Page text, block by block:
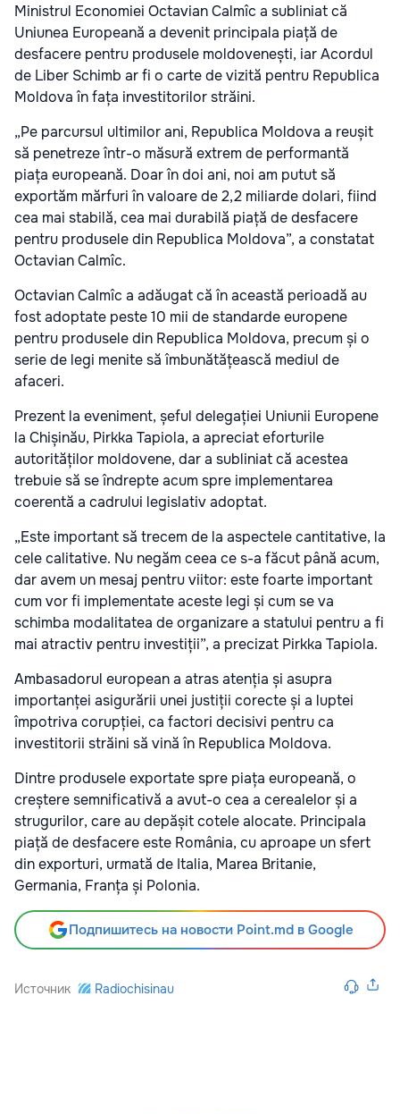
Ministrul Economiei Octavian Calmîc a subliniat că
Uniunea Europeană a devenit principala piață de
desfacere pentru produsele moldovenești, iar Acordul
de Liber Schimb ar fi o carte de vizită pentru Republica
Moldova în fața investitorilor străini.
„Pe parcursul ultimilor ani, Republica Moldova a reușit
să penetreze într-o măsură extrem de performantă
piața europeană. Doar în doi ani, noi am putut să
exportăm mărfuri în valoare de 2,2 miliarde dolari, fiind
cea mai stabilă, cea mai durabilă piață de desfacere
pentru produsele din Republica Moldova”, a constatat
Octavian Calmîc.
Octavian Calmîc a adăugat că în această perioadă au
fost adoptate peste 10 mii de standarde europene
pentru produsele din Republica Moldova, precum și o
serie de legi menite să îmbunătățească mediul de
afaceri.
Prezent la eveniment, șeful delegației Uniunii Europene
la Chișinău, Pirkka Tapiola, a apreciat eforturile
autorităților moldovene, dar a subliniat că acestea
trebuie să se îndrepte acum spre implementarea
coerentă a cadrului legislativ adoptat.
„Este important să trecem de la aspectele cantitative, la
cele calitative. Nu negăm ceea ce s-a făcut până acum,
dar avem un mesaj pentru viitor: este foarte important
cum vor fi implementate aceste legi și cum se va
schimba modalitatea de organizare a statului pentru a fi
mai atractiv pentru investiții”, a precizat Pirkka Tapiola.
Ambasadorul european a atras atenția și asupra
importanței asigurării unei justiții corecte și a luptei
împotriva corupției, ca factori decisivi pentru ca
investitorii străini să vină în Republica Moldova.
Dintre produsele exportate spre piața europeană, o
creștere semnificativă a avut-o cea a cerealelor și a
strugurilor, care au depășit cotele alocate. Principala
piață de desfacere este România, cu aproape un sfert
din exporturi, urmată de Italia, Marea Britanie,
Germania, Franța și Polonia.
Подпишитесь на новости Point.md в Google
Источник Radiochisinau